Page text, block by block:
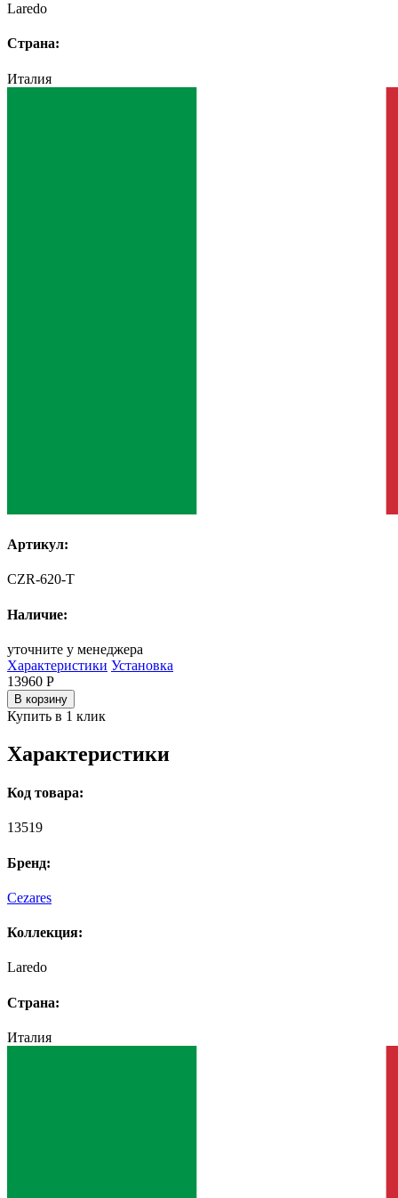
Laredo
Страна:
Италия
Артикул:
CZR-620-T
Наличие:
уточните у менеджера
Характеристики Установка
13960 Р
В корзину
Купить в 1 клик
Характеристики
Код товара:
13519
Бренд:
Cezares
Коллекция:
Laredo
Страна:
Италия